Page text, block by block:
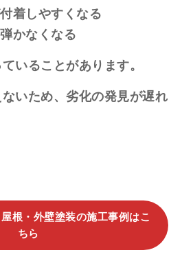
着しやすくなる
かなくなる
いることがあります。
いため、劣化の発見が遅れ
根・外壁塗装の施工事例はこ
ちら